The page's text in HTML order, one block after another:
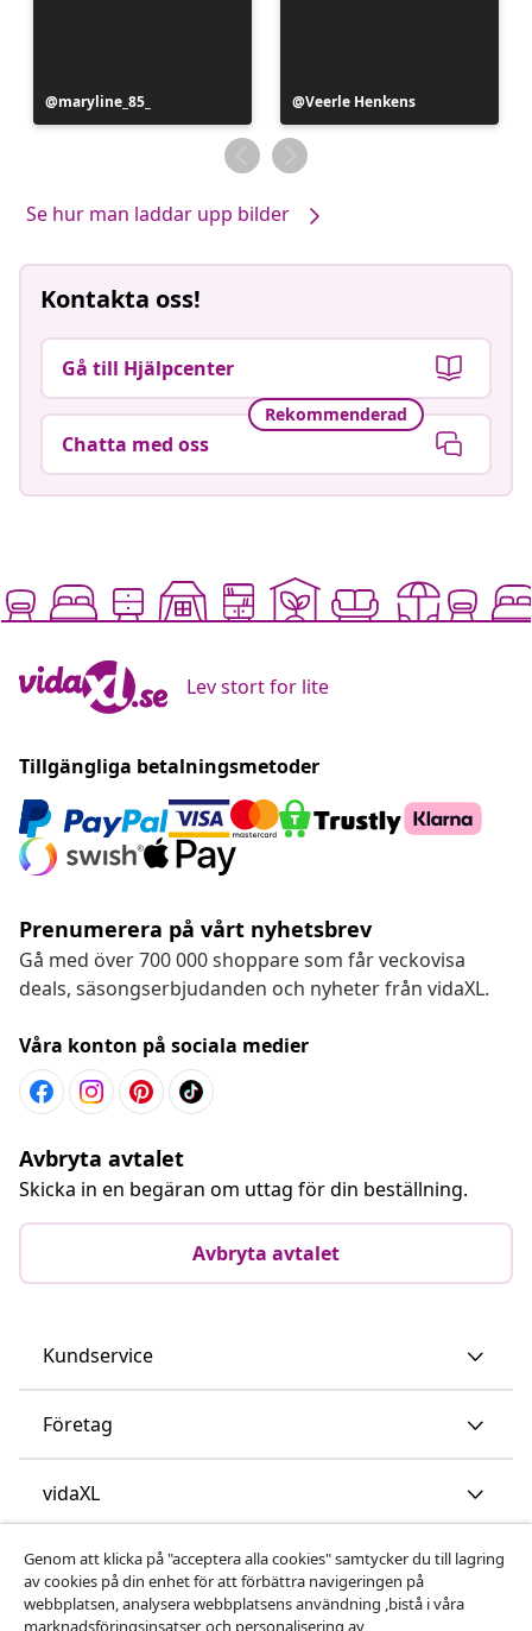
Inlägg
publicerat
maryline_85_
Inlägg
publicerat
av
Veerle Henkens
Se hur man laddar upp bilder
Kontakta oss!
Gå till Hjälpcenter
Rekommenderad
Chatta med oss
Lev stort for lite
Tillgängliga betalningsmetoder
Prenumerera på vårt nyhetsbrev
Gå med över 700 000 shoppare som får veckovisa
deals, säsongserbjudanden och nyheter från vidaXL.
Våra konton på sociala medier
Avbryta avtalet
Skicka in en begäran om uttag för din beställning.
Avbryta avtalet
Kundservice
Företag
vidaXL
Upptäck mer
Genom att klicka på "acceptera alla cookies" samtycker du till lagring
av cookies på din enhet för att förbättra navigeringen på
webbplatsen, analysera webbplatsens användning ,bistå i våra
marknadsföringsinsatser, och personalisering av